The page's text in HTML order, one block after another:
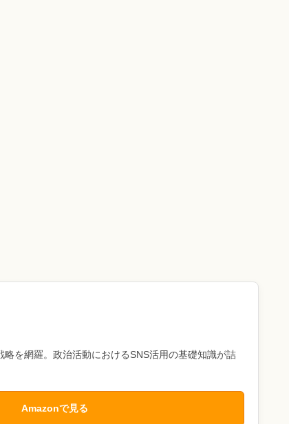
を網羅。政治活動におけるSNS活用の基礎知識が詰
Amazonで見る